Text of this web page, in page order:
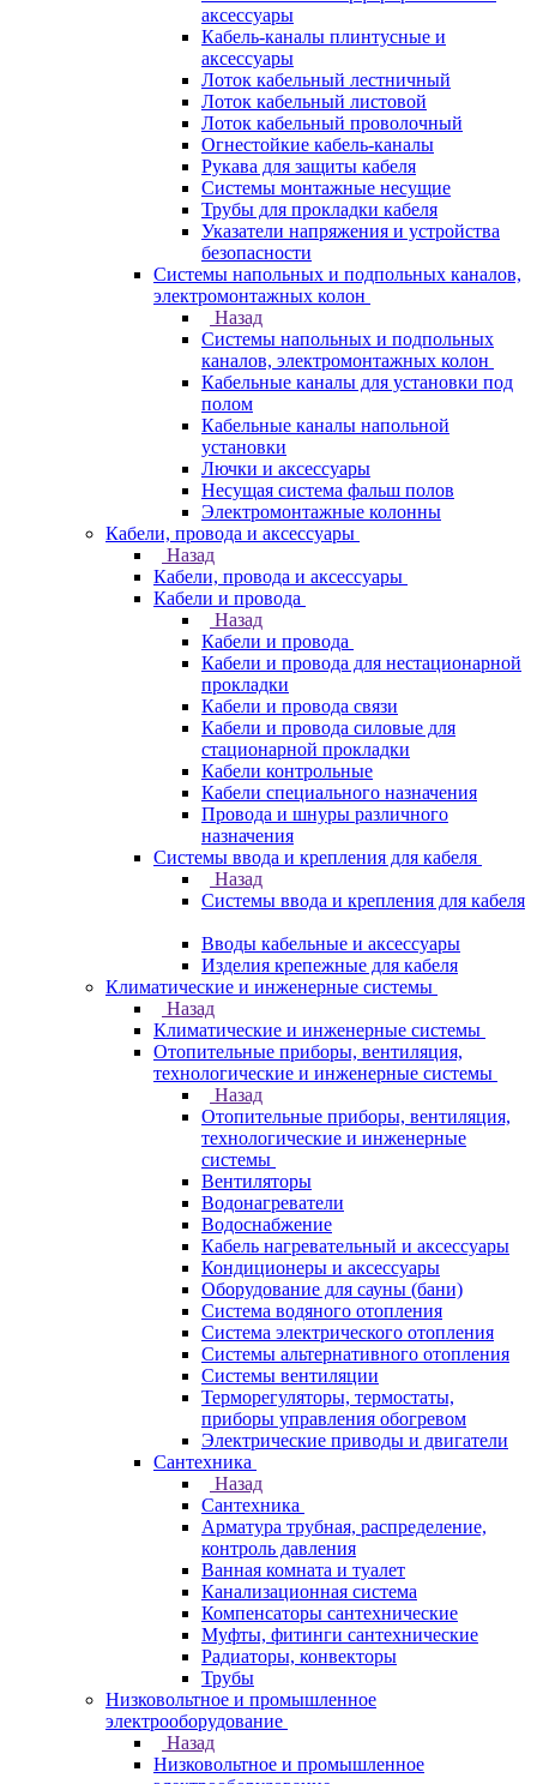
аксессуары
Кабель-каналы плинтусные и
аксессуары
Лоток кабельный лестничный
Лоток кабельный листовой
Лоток кабельный проволочный
Огнестойкие кабель-каналы
Рукава для защиты кабеля
Системы монтажные несущие
Трубы для прокладки кабеля
Указатели напряжения и устройства
безопасности
Системы напольных и подпольных каналов,
электромонтажных колон
Назад
Системы напольных и подпольных
каналов, электромонтажных колон
Кабельные каналы для установки под
полом
Кабельные каналы напольной
установки
Лючки и аксессуары
Несущая система фальш полов
Электромонтажные колонны
Кабели, провода и аксессуары
Назад
Кабели, провода и аксессуары
Кабели и провода
Назад
Кабели и провода
Кабели и провода для нестационарной
прокладки
Кабели и провода связи
Кабели и провода силовые для
стационарной прокладки
Кабели контрольные
Кабели специального назначения
Провода и шнуры различного
назначения
Системы ввода и крепления для кабеля
Назад
Системы ввода и крепления для кабеля
Вводы кабельные и аксессуары
Изделия крепежные для кабеля
Климатические и инженерные системы
Назад
Климатические и инженерные системы
Отопительные приборы, вентиляция,
технологические и инженерные системы
Назад
Отопительные приборы, вентиляция,
технологические и инженерные
системы
Вентиляторы
Водонагреватели
Водоснабжение
Кабель нагревательный и аксессуары
Кондиционеры и аксессуары
Оборудование для сауны (бани)
Система водяного отопления
Система электрического отопления
Системы альтернативного отопления
Системы вентиляции
Терморегуляторы, термостаты,
приборы управления обогревом
Электрические приводы и двигатели
Сантехника
Назад
Сантехника
Арматура трубная, распределение,
контроль давления
Ванная комната и туалет
Канализационная система
Компенсаторы сантехнические
Муфты, фитинги сантехнические
Радиаторы, конвекторы
Трубы
Низковольтное и промышленное
электрооборудование
Назад
Низковольтное и промышленное